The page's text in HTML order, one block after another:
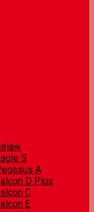
S
A
D Plus
C
E